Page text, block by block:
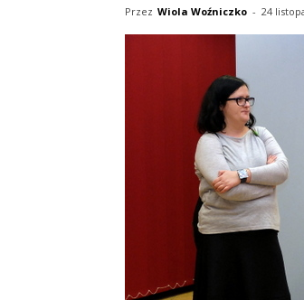
Przez Wiola Woźniczko - 24